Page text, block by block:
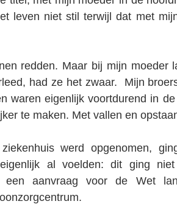
leven niet stil terwijl dat met
redden. Maar bij mijn moeder
had ze het zwaar.  Mijn
waren eigenlijk voortdurend in
te maken. Met vallen en
werd opgenomen,
al voelden: dit ging
een aanvraag voor de Wet